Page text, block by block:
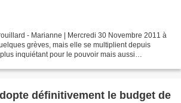
- Marianne | Mercredi 30 Novembre 2011 à
grèves, mais elle se multiplient depuis
inquiétant pour le pouvoir mais aussi
définitivement le budget de